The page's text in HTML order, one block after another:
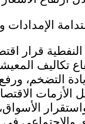
قرار
تكاليف
التضخم،